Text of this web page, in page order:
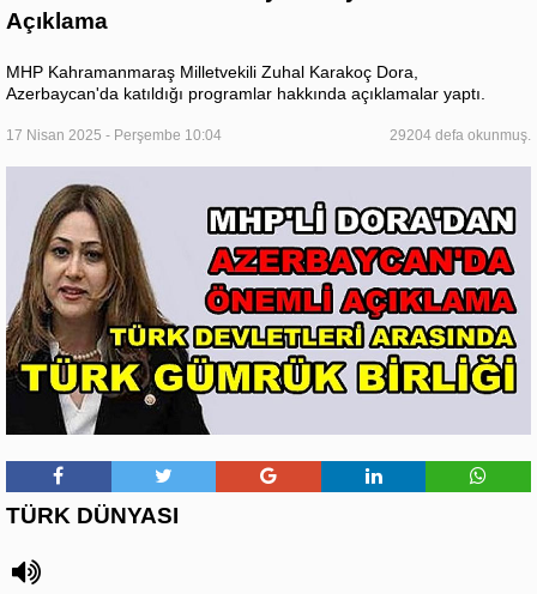
Açıklama
MHP Kahramanmaraş Milletvekili Zuhal Karakoç Dora,
Azerbaycan'da katıldığı programlar hakkında açıklamalar yaptı.
17 Nisan 2025 - Perşembe 10:04 29204 defa okunmuş.
TÜRK DÜNYASI